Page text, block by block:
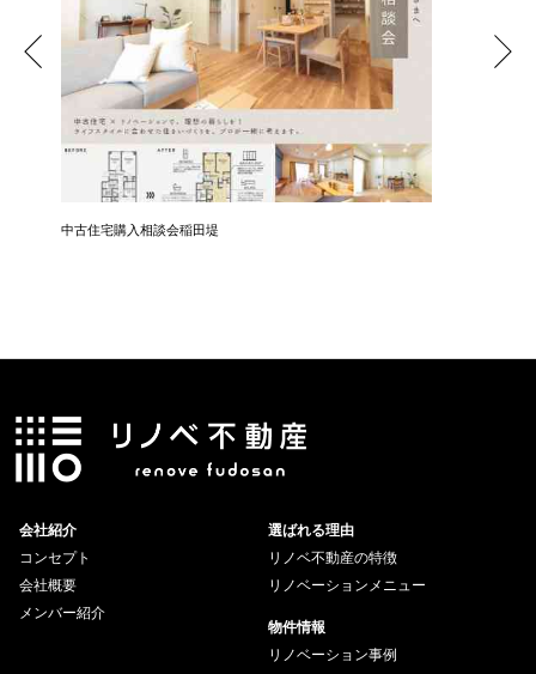
中古住宅購入相談会稲田堤
会社紹介
コンセプト
会社概要
メンバー紹介
選ばれる理由
リノベ不動産の特徴
リノベーションメニュー
物件情報
リノベーション事例